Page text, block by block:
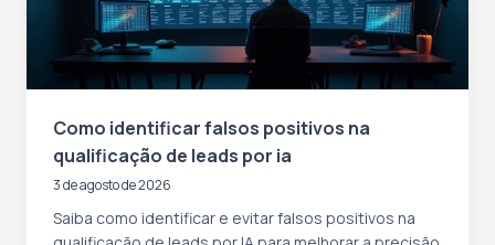
Como identificar falsos positivos na
qualificação de leads por ia
3 de agosto de 2026
Saiba como identificar e evitar falsos positivos na